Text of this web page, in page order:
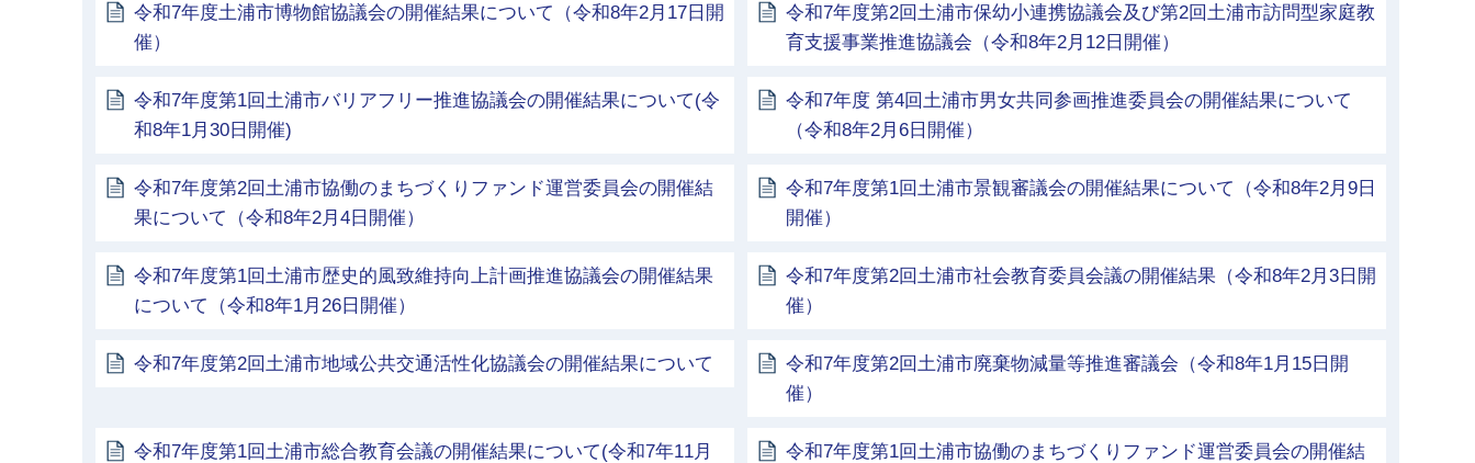
令和7年度土浦市博物館協議会の開催結果について（令和8年2月17日開
催）
令和7年度第2回土浦市保幼小連携協議会及び第2回土浦市訪問型家庭教
育支援事業推進協議会（令和8年2月12日開催）
令和7年度第1回土浦市バリアフリー推進協議会の開催結果について(令
和8年1月30日開催)
令和7年度 第4回土浦市男女共同参画推進委員会の開催結果について
（令和8年2月6日開催）
令和7年度第2回土浦市協働のまちづくりファンド運営委員会の開催結
果について（令和8年2月4日開催）
令和7年度第1回土浦市景観審議会の開催結果について（令和8年2月9日
開催）
令和7年度第1回土浦市歴史的風致維持向上計画推進協議会の開催結果
について（令和8年1月26日開催）
令和7年度第2回土浦市社会教育委員会議の開催結果（令和8年2月3日開
催）
令和7年度第2回土浦市地域公共交通活性化協議会の開催結果について
令和7年度第2回土浦市廃棄物減量等推進審議会（令和8年1月15日開
催）
令和7年度第1回土浦市総合教育会議の開催結果について(令和7年11月
令和7年度第1回土浦市協働のまちづくりファンド運営委員会の開催結